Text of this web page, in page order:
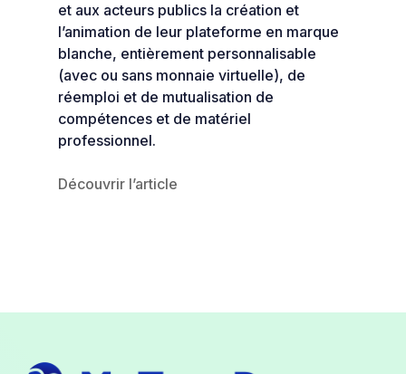
et aux acteurs publics la création et
l’animation de leur plateforme en marque
blanche, entièrement personnalisable
(avec ou sans monnaie virtuelle), de
réemploi et de mutualisation de
compétences et de matériel
professionnel.
Découvrir l’article